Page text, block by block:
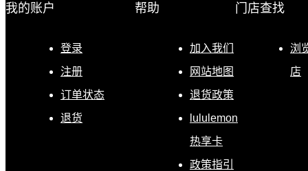
我的账户
登录
注册
订单状态
退货
帮助
加入我们
网站地图
退货政策
lululemon
热享卡
政策指引
门店查找
浏
店